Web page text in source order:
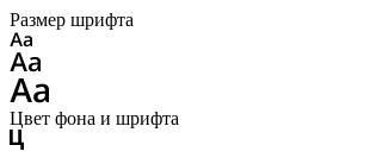
Размер шрифта
Цвет фона и шрифта